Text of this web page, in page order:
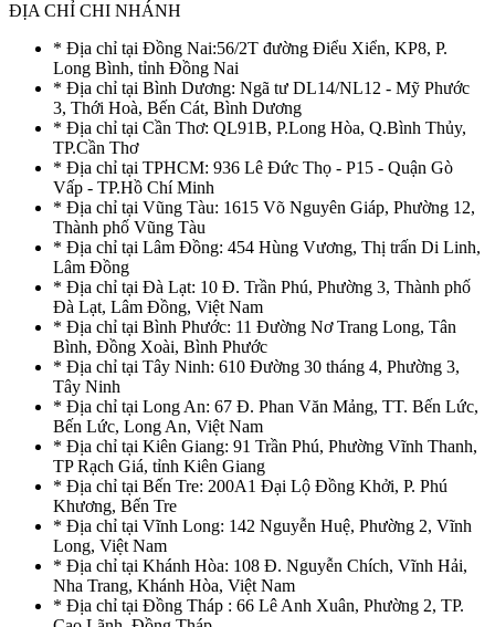
ĐỊA CHỈ CHI NHÁNH
* Địa chỉ tại Đồng Nai:56/2T đường Điểu Xiển, KP8, P.
Long Bình, tỉnh Đồng Nai
* Địa chỉ tại Bình Dương: Ngã tư DL14/NL12 - Mỹ Phước
3, Thới Hoà, Bến Cát, Bình Dương
* Địa chỉ tại Cần Thơ: QL91B, P.Long Hòa, Q.Bình Thủy,
TP.Cần Thơ
* Địa chỉ tại TPHCM: 936 Lê Đức Thọ - P15 - Quận Gò
Vấp - TP.Hồ Chí Minh
* Địa chỉ tại Vũng Tàu: 1615 Võ Nguyên Giáp, Phường 12,
Thành phố Vũng Tàu
* Địa chỉ tại Lâm Đồng: 454 Hùng Vương, Thị trấn Di Linh,
Lâm Đồng
* Địa chỉ tại Đà Lạt: 10 Đ. Trần Phú, Phường 3, Thành phố
Đà Lạt, Lâm Đồng, Việt Nam
* Địa chỉ tại Bình Phước: 11 Đường Nơ Trang Long, Tân
Bình, Đồng Xoài, Bình Phước
* Địa chỉ tại Tây Ninh: 610 Đường 30 tháng 4, Phường 3,
Tây Ninh
* Địa chỉ tại Long An: 67 Đ. Phan Văn Mảng, TT. Bến Lức,
Bến Lức, Long An, Việt Nam
* Địa chỉ tại Kiên Giang: 91 Trần Phú, Phường Vĩnh Thanh,
TP Rạch Giá, tỉnh Kiên Giang
* Địa chỉ tại Bến Tre: 200A1 Đại Lộ Đồng Khởi, P. Phú
Khương, Bến Tre
* Địa chỉ tại Vĩnh Long: 142 Nguyễn Huệ, Phường 2, Vĩnh
Long, Việt Nam
* Địa chỉ tại Khánh Hòa: 108 Đ. Nguyễn Chích, Vĩnh Hải,
Nha Trang, Khánh Hòa, Việt Nam
* Địa chỉ tại Đồng Tháp : 66 Lê Anh Xuân, Phường 2, TP.